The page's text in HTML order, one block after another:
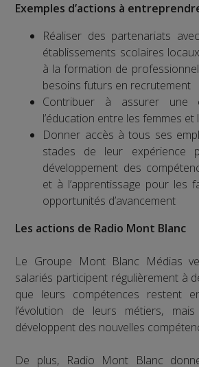
Exemples d’actions à
Réaliser des partenariats
établissements scolaires
à la formation de
besoins futurs en recrutement
Contribuer à assurer une
l’éducation entre les femmes et
Donner accès à tous ses
stades de leur expérience
développement des
et à l’apprentissage pour les
opportunités d’avancement
Les actions de Radio Mont Blanc
Le Groupe Mont Blanc Médias
salariés participent régulièrement à
que leurs compétences restent
l’évolution de leurs métiers,
développent des nouvelles
De plus, Radio Mont Blanc